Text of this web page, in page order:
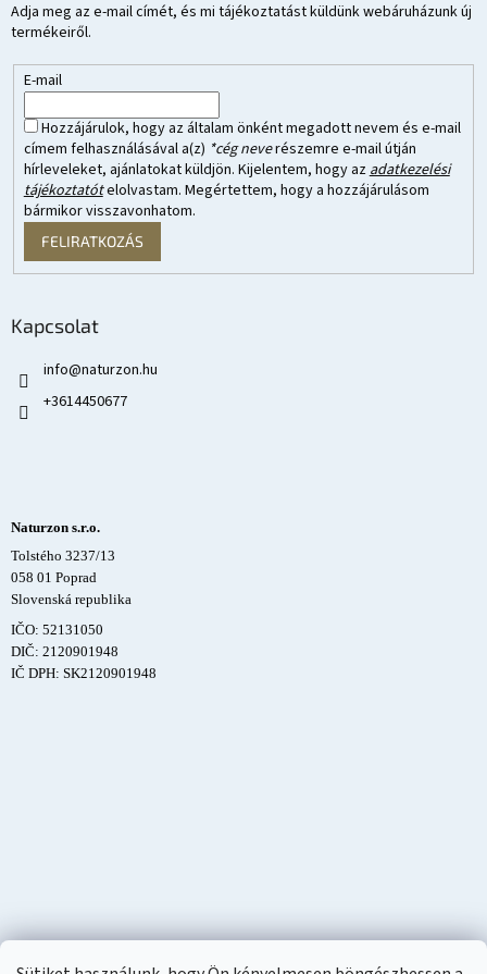
Adja meg az e-mail címét, és mi tájékoztatást küldünk webáruházunk új
termékeiről.
E-mail
Hozzájárulok, hogy az általam önként megadott nevem és e-mail
címem felhasználásával a(z) *cég neverészemre e-mail útján
hírleveleket, ajánlatokat küldjön. Kijelentem, hogy azadatkezelési
tájékoztatótelolvastam. Megértettem, hogy a hozzájárulásom
bármikor visszavonhatom.
FELIRATKOZÁS
Kapcsolat
info@naturzon.hu
+3614450677
Naturzon s.r.o.
Tolstého 3237/13
058 01 Poprad
Slovenská republika
IČO: 52131050
DIČ: 2120901948
IČ DPH: SK2120901948